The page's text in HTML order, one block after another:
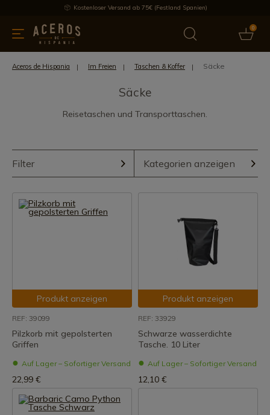
Kostenloser Versand ab 75€ (Festland Spanien)
0
Bietet Aktuelles Bestseller
Aceros de Hispania Im Freien Taschen & Koffer Säcke
Säcke
Reisetaschen und Transporttaschen.
Filter Kategorien anzeigen
Produkt anzeigen
REF: 39099
Pilzkorb mit gepolsterten
Griffen
Auf Lager – Sofortiger Versand
22,99 €
Produkt anzeigen
REF: 33929
Schwarze wasserdichte
Tasche. 10 Liter
Auf Lager – Sofortiger Versand
12,10 €